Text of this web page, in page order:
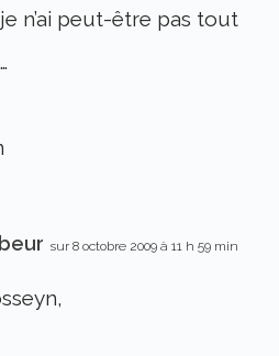
n’ai peut-être pas tout
sur 8 octobre 2009 à 11 h 59 min